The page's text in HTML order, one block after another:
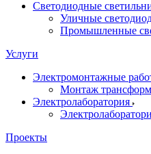
Светодиодные
Уличные
Промышленные
Услуги
Электромонтажные
Монтаж
Электролаборатория
Проекты